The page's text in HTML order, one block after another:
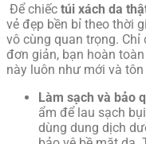
Để chiếc túi xách da
vẻ đẹp bền bỉ theo thời
vô cùng quan trọng.
đơn giản, bạn hoàn
này luôn như mới và
Làm sạch và bảo
ẩm để lau sạch
dùng dung dịch